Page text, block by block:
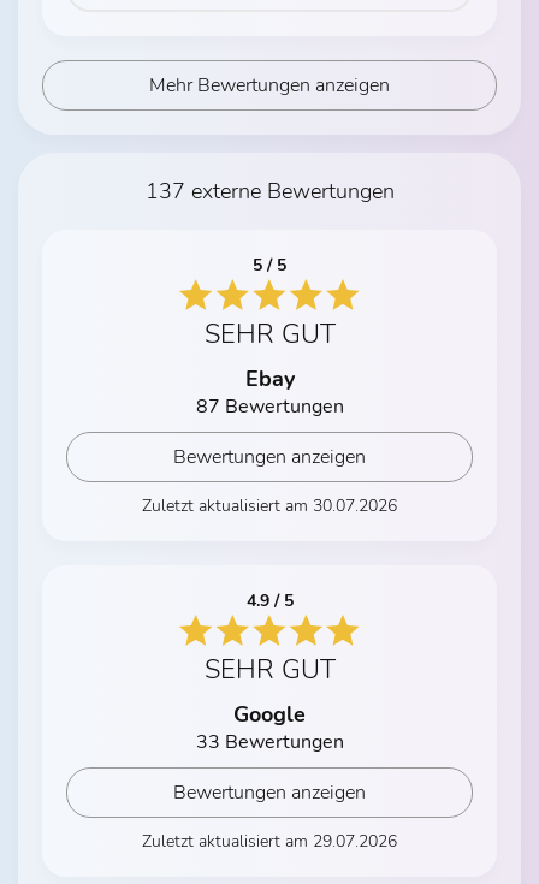
Mehr Bewertungen anzeigen
137 externe Bewertungen
5 / 5
SEHR GUT
Ebay
87 Bewertungen
Bewertungen anzeigen
Zuletzt aktualisiert am 30.07.2026
4.9 / 5
SEHR GUT
Google
33 Bewertungen
Bewertungen anzeigen
Zuletzt aktualisiert am 29.07.2026